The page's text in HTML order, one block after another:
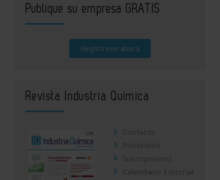
Publique su empresa GRATIS
Regístrese ahora
Revista Industria Química
Contacto
Publicidad
Suscripciones
Calendario Editorial